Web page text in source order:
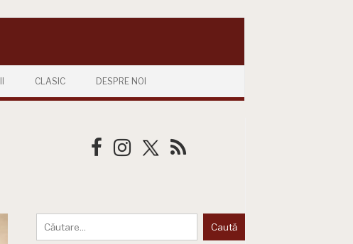
CLASIC DESPRE NOI